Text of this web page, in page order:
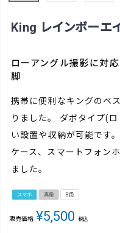
King レインボーエ
ローアングル撮影に対
脚
携帯に便利なキングのベ
りました。 ダボタイプ(
い設置や収納が可能です
ケース、スマートフォン
ました。
スマホ 真鍮 8段
販売価格 ¥5,500 税込